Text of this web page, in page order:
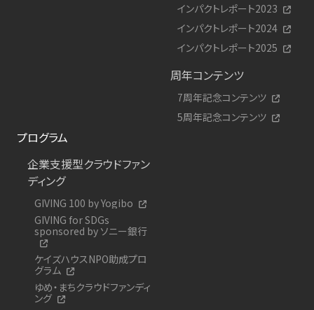
インパクトレポート2023
インパクトレポート2024
インパクトレポート2025
周年コンテンツ
7周年記念コンテンツ
5周年記念コンテンツ
プログラム
企業支援型クラウドファン
ディング
GIVING 100 by Yogibo
GIVING for SDGs
sponsored by ソニー銀行
ケイズハウスNPO助成プロ
グラム
ゆめ・まちクラウドファンディ
ング